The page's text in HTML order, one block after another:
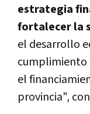
estrategia
fortalecer la
el desarrollo
cumplimiento
el
provincia",